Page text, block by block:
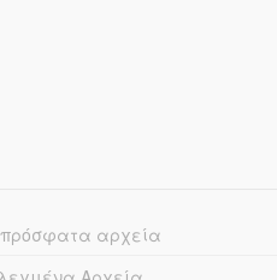
πρόσφατα αρχεία